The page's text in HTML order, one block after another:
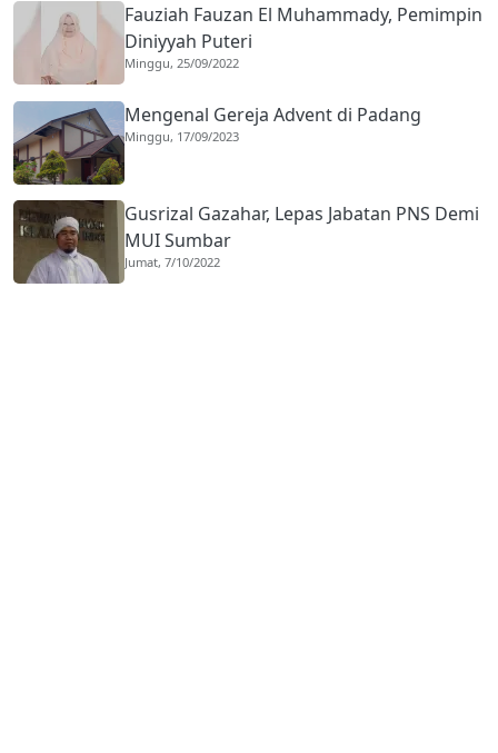
Fauziah Fauzan El Muhammady, Pemimpin
Diniyyah Puteri
Minggu, 25/09/2022
Mengenal Gereja Advent di Padang
Minggu, 17/09/2023
Gusrizal Gazahar, Lepas Jabatan PNS Demi
MUI Sumbar
Jumat, 7/10/2022